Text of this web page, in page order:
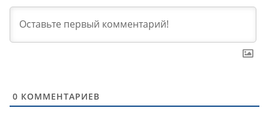
0 КОММЕНТАРИЕВ